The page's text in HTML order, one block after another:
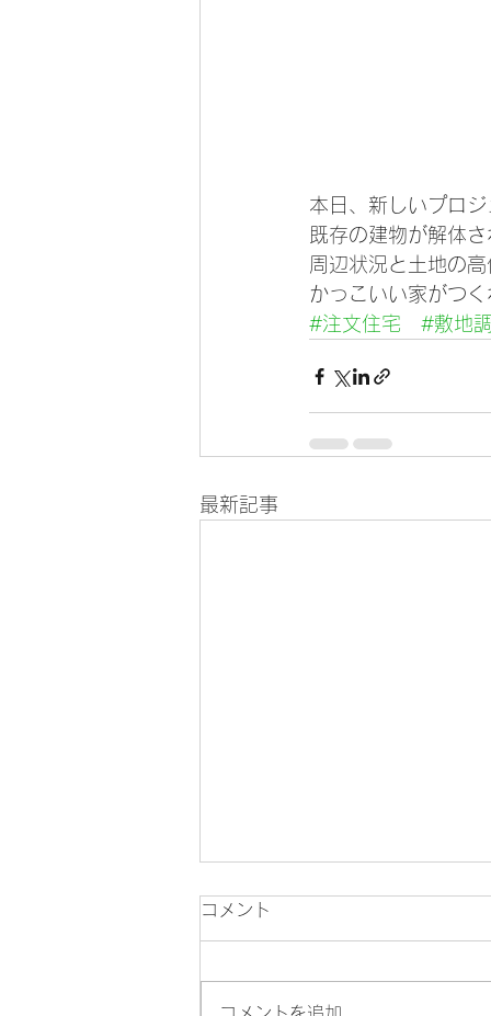
本日、新しいプロ
既存の建物が解体
周辺状況と土地の
かっこいい家がつ
#注文住宅
#敷地
最新記事
コメント